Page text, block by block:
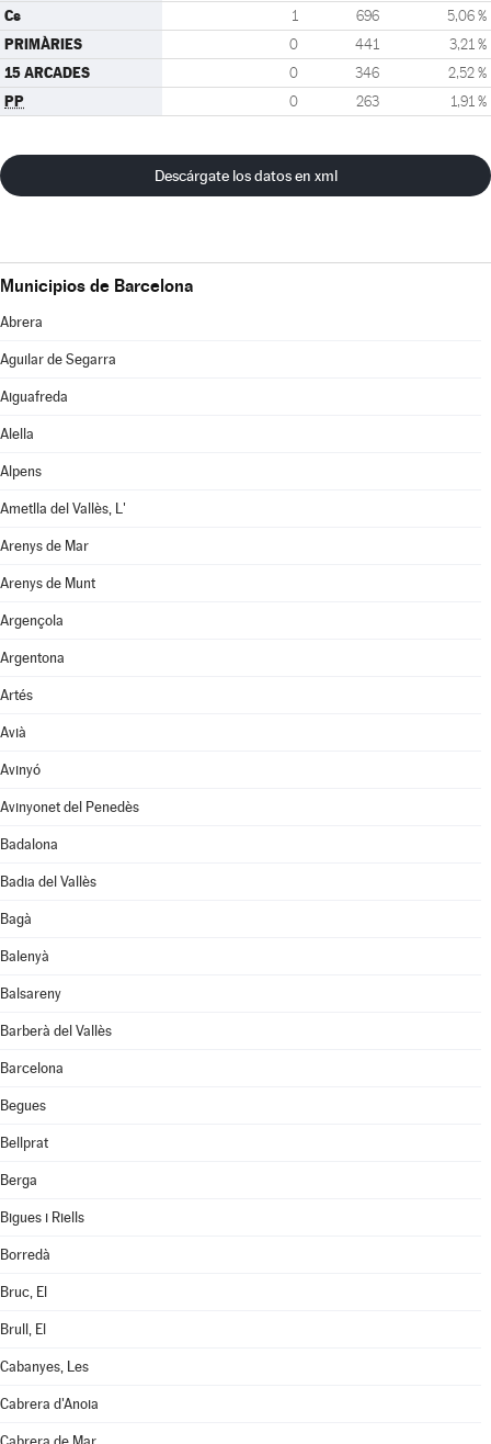
Cs 1 696 5,06 %
PRIMÀRIES 0 441 3,21 %
15 ARCADES 0 346 2,52 %
PP 0 263 1,91 %
Descárgate los datos en xml
Municipios de Barcelona
Abrera
Aguilar de Segarra
Aiguafreda
Alella
Alpens
Ametlla del Vallès, L'
Arenys de Mar
Arenys de Munt
Argençola
Argentona
Artés
Avià
Avinyó
Avinyonet del Penedès
Badalona
Badia del Vallès
Bagà
Balenyà
Balsareny
Barberà del Vallès
Barcelona
Begues
Bellprat
Berga
Bigues i Riells
Borredà
Bruc, El
Brull, El
Cabanyes, Les
Cabrera d'Anoia